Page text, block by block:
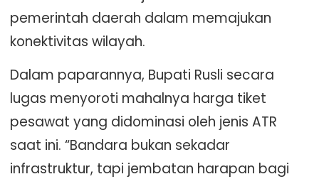
pemerintah daerah dalam memajukan
konektivitas wilayah.
Dalam paparannya, Bupati Rusli secara
lugas menyoroti mahalnya harga tiket
pesawat yang didominasi oleh jenis ATR
saat ini. “Bandara bukan sekadar
infrastruktur, tapi jembatan harapan bagi